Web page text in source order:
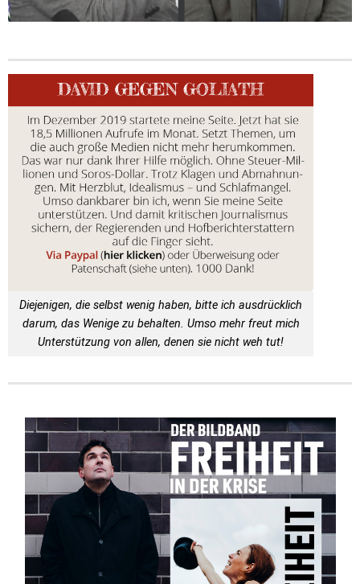
Diejenigen, die selbst wenig haben, bitte ich ausdrücklich
darum, das Wenige zu behalten. Umso mehr freut mich
Unterstützung von allen, denen sie nicht weh tut!